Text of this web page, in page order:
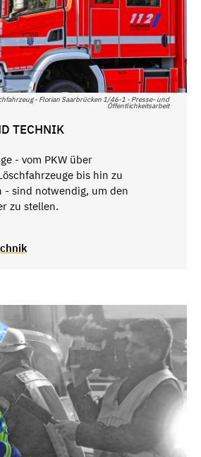
- Florian Saarbrücken 1/46-1 - Presse- und
Öffentlichkeitsarbeit
TECHNIK
- vom PKW über
bis hin zu
- sind notwendig, um den
zu stellen.